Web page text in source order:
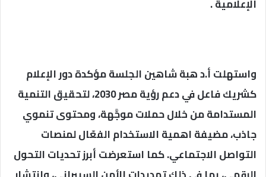
الإعلامية .
واستهلت أ.د هبة شاهين الجلسة مؤكدة دور الإعلام
كشريك فاعل في دعم رؤية مصر 2030، لتحقيق التنمية
المستدامة من خلال حملات موجَّهة، ومحتوى تنموي
جاذب، مضيفة اهمية الاستخدام الفعّال لمنصات
التواصل الاجتماعي. كما استعرضت أبرز تحديات التحول